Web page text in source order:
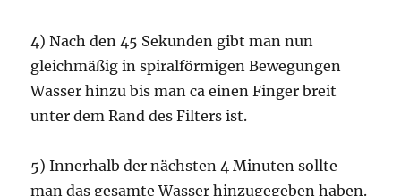
4) Nach den 45 Sekunden gibt man nun
gleichmäßig in spiralförmigen Bewegungen
Wasser hinzu bis man ca einen Finger breit
unter dem Rand des Filters ist.
5) Innerhalb der nächsten 4 Minuten sollte
man das gesamte Wasser hinzugegeben haben.